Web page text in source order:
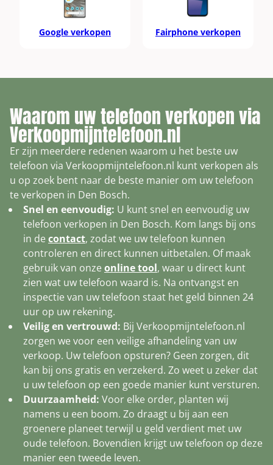
Google verkopen Fairphone verkopen
Waarom uw telefoon verkopen via
Verkoopmijntelefoon.nl
Er zijn meerdere redenen waarom u het beste uw
telefoon via Verkoopmijntelefoon.nl kunt verkopen als
u op zoek bent naar de beste manier om uw telefoon
te verkopen in Den Bosch.
Snel en eenvoudig: U kunt snel en eenvoudig uw
telefoon verkopen in Den Bosch. Kom langs bij ons
in de contact, zodat we uw telefoon kunnen
controleren en direct kunnen uitbetalen. Of maak
gebruik van onze online tool, waar u direct kunt
zien wat uw telefoon waard is. Na ontvangst en
inspectie van uw telefoon staat het geld binnen 24
uur op uw rekening.
Veilig en vertrouwd: Bij Verkoopmijntelefoon.nl
zorgen we voor een veilige afhandeling van uw
verkoop. Uw telefoon opsturen? Geen zorgen, dit
kan bij ons gratis en verzekerd. Zo weet u zeker dat
u uw telefoon op een goede manier kunt versturen.
Duurzaamheid: Voor elke order, planten wij
namens u een boom. Zo draagt u bij aan een
groenere planeet terwijl u geld verdient met uw
oude telefoon. Bovendien krijgt uw telefoon op deze
manier een tweede leven.